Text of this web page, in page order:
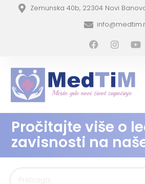
Zemunska 40b, 22304 Novi
Pročitajte više o
zavisnosti na